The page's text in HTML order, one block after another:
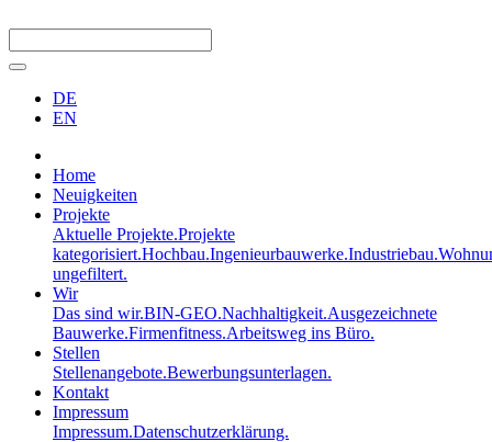
DE
EN
Home
Neuigkeiten
Projekte
Aktuelle Projekte.Projekte
kategorisiert.Hochbau.Ingenieurbauwerke.Industriebau.
ungefiltert.
Wir
Das sind wir.BIN-GEO.Nachhaltigkeit.Ausgezeichnete
Bauwerke.Firmenfitness.Arbeitsweg ins Büro.
Stellen
Stellenangebote.Bewerbungsunterlagen.
Kontakt
Impressum
Impressum.Datenschutzerklärung.